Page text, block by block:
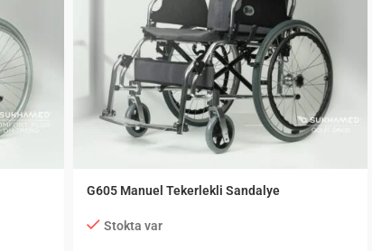
G605 Manuel Tekerlekli Sandalye
Stokta var